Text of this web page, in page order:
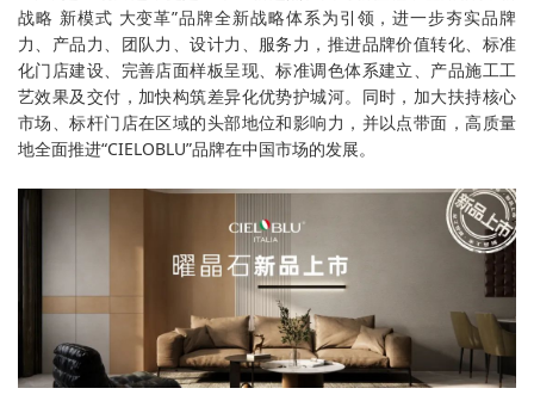
战略 新模式 大变革”品牌全新战略体系为引领，进一步夯实品牌
力、产品力、团队力、设计力、服务力，推进品牌价值转化、标准
化门店建设、完善店面样板呈现、标准调色体系建立、产品施工工
艺效果及交付，加快构筑差异化优势护城河。同时，加大扶持核心
市场、标杆门店在区域的头部地位和影响力，并以点带面，高质量
地全面推进“CIELOBLU”品牌在中国市场的发展。